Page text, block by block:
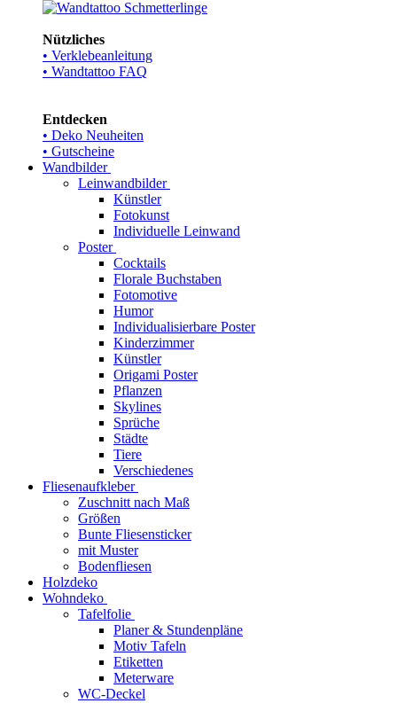
Nützliches
• Verklebeanleitung
• Wandtattoo FAQ
Entdecken
• Deko Neuheiten
• Gutscheine
Wandbilder
Leinwandbilder
Künstler
Fotokunst
Individuelle Leinwand
Poster
Cocktails
Florale Buchstaben
Fotomotive
Humor
Individualisierbare Poster
Kinderzimmer
Künstler
Origami Poster
Pflanzen
Skylines
Sprüche
Städte
Tiere
Verschiedenes
Fliesenaufkleber
Zuschnitt nach Maß
Größen
Bunte Fliesensticker
mit Muster
Bodenfliesen
Holzdeko
Wohndeko
Tafelfolie
Planer & Stundenpläne
Motiv Tafeln
Etiketten
Meterware
WC-Deckel